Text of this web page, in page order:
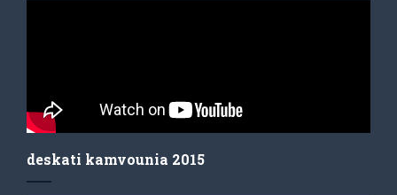
deskati kamvounia 2015